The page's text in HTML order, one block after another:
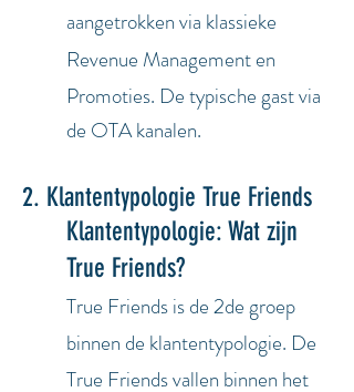
aangetrokken via klassieke
Revenue Management en
Promoties. De typische gast via
de OTA kanalen.
2. Klantentypologie True Friends
Klantentypologie: Wat zijn
True Friends?
True Friends is de 2de groep
binnen de klantentypologie. De
True Friends vallen binnen het